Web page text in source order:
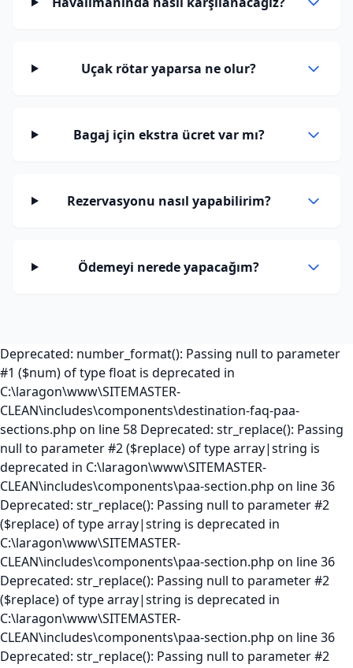
Uçak rötar yaparsa ne olur?
Bagaj için ekstra ücret var mı?
Rezervasyonu nasıl yapabilirim?
Ödemeyi nerede yapacağım?
Deprecated: number_format(): Passing null to parameter
#1 ($num) of type float is deprecated in
C:\laragon\www\SITEMASTER-
CLEAN\includes\components\destination-faq-paa-
sections.php on line 58 Deprecated: str_replace(): Passing
null to parameter #2 ($replace) of type array|string is
deprecated in C:\laragon\www\SITEMASTER-
CLEAN\includes\components\paa-section.php on line 36
Deprecated: str_replace(): Passing null to parameter #2
($replace) of type array|string is deprecated in
C:\laragon\www\SITEMASTER-
CLEAN\includes\components\paa-section.php on line 36
Deprecated: str_replace(): Passing null to parameter #2
($replace) of type array|string is deprecated in
C:\laragon\www\SITEMASTER-
CLEAN\includes\components\paa-section.php on line 36
Deprecated: str_replace(): Passing null to parameter #2